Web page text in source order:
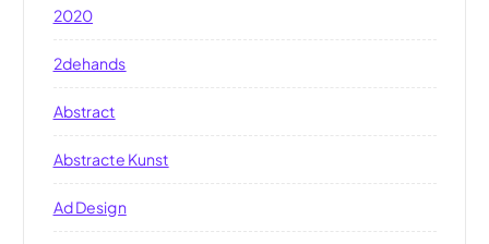
2020
2dehands
Abstract
Abstracte Kunst
Ad Design